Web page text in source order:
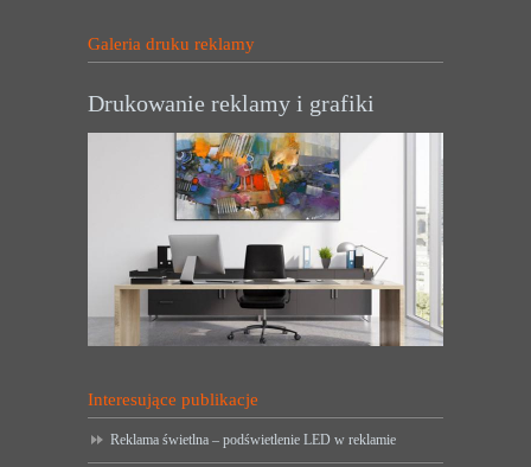
Galeria druku reklamy
Drukowanie reklamy i grafiki
Interesujące publikacje
Reklama świetlna – podświetlenie LED w reklamie